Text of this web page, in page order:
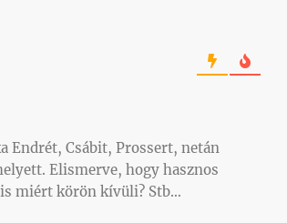
Endrét, Csábit, Prossert, netán
Elismerve, hogy hasznos
miért körön kívüli? Stb…